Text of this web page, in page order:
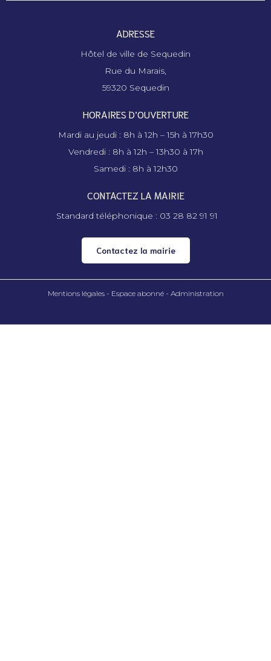
ADRESSE
Hôtel de ville de Sequedin
Rue du Marais,
59320 Sequedin
HORAIRES D’OUVERTURE
Mardi au jeudi : 8h à 12h – 15h à 17h30
Vendredi : 8h à 12h – 13h30 à 17h
Samedi : 8h à 12h30
CONTACTEZ LA MAIRIE
Standard téléphonique : 03 28 82 91 91
Contactez la mairie
Mentions légales - Espace abonné - Administration